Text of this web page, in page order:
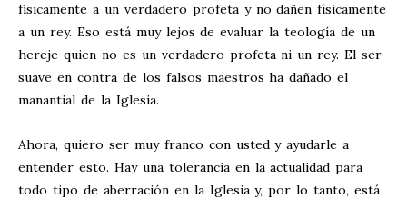
físicamente a un verdadero profeta y no dañen físicamente
a un rey. Eso está muy lejos de evaluar la teología de un
hereje quien no es un verdadero profeta ni un rey. El ser
suave en contra de los falsos maestros ha dañado el
manantial de la Iglesia.
Ahora, quiero ser muy franco con usted y ayudarle a
entender esto. Hay una tolerancia en la actualidad para
todo tipo de aberración en la Iglesia y, por lo tanto, está